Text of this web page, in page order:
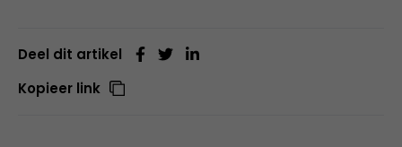
Deel dit artikel
Kopieer link